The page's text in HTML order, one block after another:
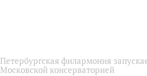
Петербургская филармония
Московской консерваторией